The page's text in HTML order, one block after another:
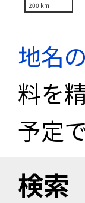
200 km
地名
料を
予定で
検索